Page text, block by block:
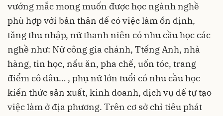
vướng mắc mong muốn được học ngành nghề
phù hợp với bản thân để có việc làm ổn định,
tăng thu nhập, nữ thanh niên có nhu cầu học các
nghề như: Nữ công gia chánh, Ttếng Anh, nhà
hàng, tin học, nấu ăn, pha chế, uốn tóc, trang
điểm cô dâu… , phụ nữ lớn tuổi có nhu cầu học
kiến thức sản xuất, kinh doanh, dịch vụ để tự tạo
việc làm ở địa phương. Trên cơ sở chỉ tiêu phát